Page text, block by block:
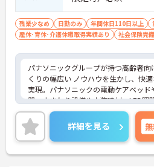
残業少なめ 日勤のみ 年間休日110日以上
産休･育休･介護休暇取得実績あり
社会保険完備
パナソニックグループが持つ高齢者向
くりの幅広い ノウハウを生かし、快
実現。パナソニックの電動ケアベッド
器、水まわり設備や内装建材、LED照
しており、ご利用者様はもちろん職員
環境です。ご興味のある方は是非お気
わせください。
詳細を見る